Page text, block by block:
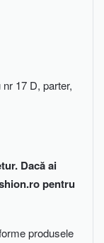
17 D, parter,
Dacă ai
pentru
produsele